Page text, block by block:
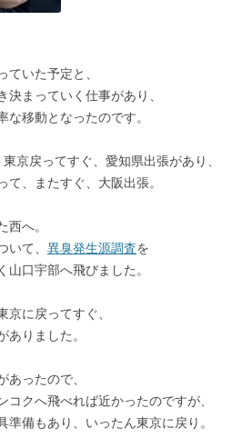
いた予定と、
まっていく仕事があり、
移動となったのです。
京戻ってすぐ、愛知県出張があり、
、またすぐ、大阪出張。
へ。
て、 異臭発生源調査を
口宇部へ飛びました。
に戻ってすぐ、
りました。
あったので、
クへ飛べれば近かったのですが、
備もあり、いったん東京に戻り。